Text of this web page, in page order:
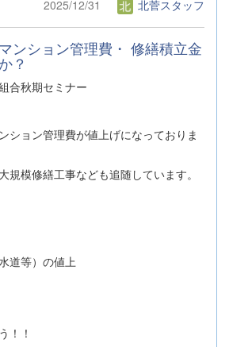
2025/12/31 北菅スタッフ
ンション管理費・ 修繕積立金
？
合秋期セミナー
ション管理費が値上げになっておりま
規模修繕工事なども追随しています。
道等）の値上
！！